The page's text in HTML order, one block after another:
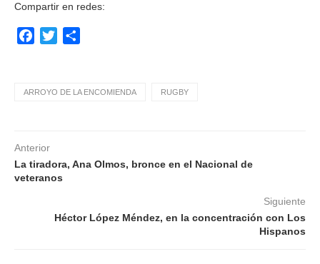
Compartir en redes:
Facebook
Twitter
ARROYO DE LA ENCOMIENDA RUGBY
Anterior
La tiradora, Ana Olmos, bronce en el Nacional de
veteranos
Siguiente
Héctor López Méndez, en la concentración con Los
Hispanos